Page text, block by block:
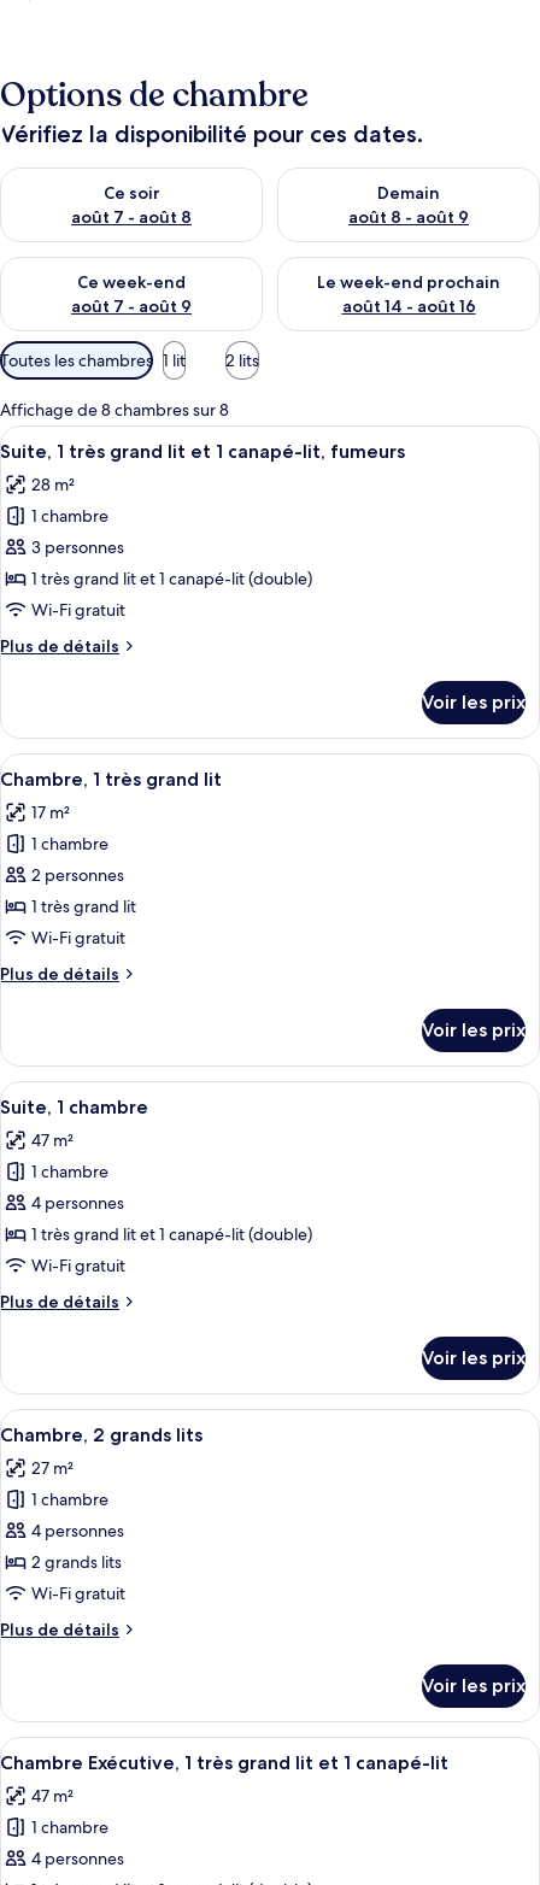
Options de chambre
Vérifiez la disponibilité pour ces dates.
Ce soir
août 7 - août 8
Vérifier la disponibilité pour ce soir août 7 - août 8
Demain
août 8 - août 9
Vérifier la disponibilité pour
Ce week-end
août 7 - août 9
Vérifier la disponibilité pour ce week-end août 7 - août 9
Le week-end prochain
août 14 - août 16
Vérifier la disponibilité pour
Filtres
disponibles
pour
les
chambres
Toutes les chambres 1 lit 2 lits
Affichage de 8 chambres sur 8
Afficher
toutes
les
photos
pour
ce
type
chambre :
très
grand
lit
et
canapé-
lit,
fumeurs
Une chambre d’hôtel avec un grand
5
Suite, 1 très grand lit et 1 canapé-lit, fumeurs
28 m²
1 chambre
3 personnes
1 très grand lit et 1 canapé-lit (double)
Wi-Fi gratuit
Plus de détails
Plus
le
type
de
Suite,
très
grand
lit
et
canapé-
Voir les prix
Afficher
toutes
les
photos
pour
ce
type
chambre :
très
grand
lit
Une chambre d’hôtel avec un
6
Chambre, 1 très grand lit
17 m²
1 chambre
2 personnes
1 très grand lit
Wi-Fi gratuit
Plus de détails
Plus
le
type
de
Chambre,
très
grand
lit
Voir les prix
Afficher
toutes
les
photos
pour
ce
type
chambre :
chambre
Une chambre d’hôtel moderne,
5
Suite, 1 chambre
47 m²
1 chambre
4 personnes
1 très grand lit et 1 canapé-lit (double)
Wi-Fi gratuit
Plus de détails
Plus
le
type
de
Suite,
chambre
Voir les prix
Afficher
toutes
les
photos
pour
ce
type
chambre :
grands
lits
Une chambre d’hôtel avec deux lits,
6
Chambre, 2 grands lits
27 m²
1 chambre
4 personnes
2 grands lits
Wi-Fi gratuit
Plus de détails
Plus
le
type
de
Chambre,
2
grands
lits
Voir les prix
Afficher
toutes
les
photos
pour
Une chambre d’hôtel moderne avec
4
Chambre Exécutive, 1 très grand lit et 1 canapé-lit
47 m²
1 chambre
4 personnes